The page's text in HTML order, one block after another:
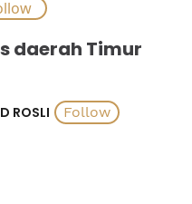
daerah Timur
ROSLI